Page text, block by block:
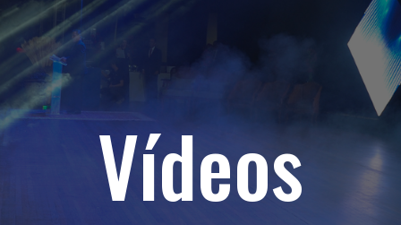
Vídeos